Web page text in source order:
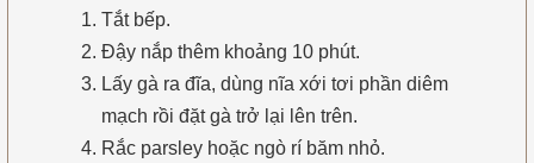
Tắt bếp.
Đậy nắp thêm khoảng 10 phút.
Lấy gà ra đĩa, dùng nĩa xới tơi phần diêm
mạch rồi đặt gà trở lại lên trên.
Rắc parsley hoặc ngò rí băm nhỏ.